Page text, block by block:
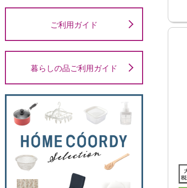
ご利用ガイド
暮らしの品ご利用ガイド